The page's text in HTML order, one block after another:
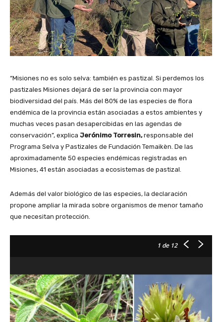
“Misiones no es solo selva: también es pastizal. Si perdemos los
pastizales Misiones dejará de ser la provincia con mayor
biodiversidad del país. Más del 80% de las especies de flora
endémica de la provincia están asociadas a estos ambientes y
muchas veces pasan desapercibidas en las agendas de
conservación”, explica Jerónimo Torresin,responsable del
Programa Selva y Pastizales de Fundación Temaikèn. De las
aproximadamente 50 especies endémicas registradas en
Misiones, 41 están asociadas a ecosistemas de pastizal.
Además del valor biológico de las especies, la declaración
propone ampliar la mirada sobre organismos de menor tamaño
que necesitan protección.
1 de 12